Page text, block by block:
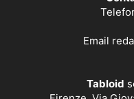
Email
Tabloid